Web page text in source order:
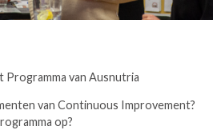
van Ausnutria
van Continuous Improvement?
op?